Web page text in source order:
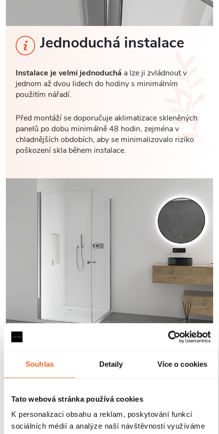
Souhlas Detaily Více o cookies
Tato webová stránka používá cookies
K personalizaci obsahu a reklam, poskytování funkcí
sociálních médií a analýze naší návštěvnosti využíváme
Jednoduchá instalace
Instalace je velmi jednoduchá a lze ji zvládnout v
jednom až dvou lidech do hodiny s minimálním
použitím nářadí.
Před montáží se doporučuje aklimatizace skleněných
panelů po dobu minimálně 48 hodin, zejména v
chladnějších obdobích, aby se minimalizovalo riziko
poškození skla během instalace.
Magnetické lišty
sprchové dveře a zabraňuje jejich samovolnému
nebo mezi dvěma skleněnými křídly, kde magnety
zajišťují jejich bezpečné přilnutí.